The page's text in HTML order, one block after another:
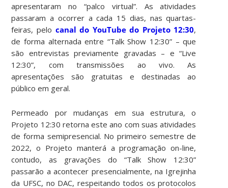
apresentaram no “palco virtual”. As atividades
passaram a ocorrer a cada 15 dias, nas quartas-
feiras, pelo canal do YouTube do Projeto 12:30,
de forma alternada entre “Talk Show 12:30” – que
são entrevistas previamente gravadas – e “Live
12:30”, com transmissões ao vivo. As
apresentações são gratuitas e destinadas ao
público em geral.
Permeado por mudanças em sua estrutura, o
Projeto 12:30 retorna este ano com suas atividades
de forma semipresencial. No primeiro semestre de
2022, o Projeto manterá a programação on-line,
contudo, as gravações do “Talk Show 12:30”
passarão a acontecer presencialmente, na Igrejinha
da UFSC, no DAC, respeitando todos os protocolos